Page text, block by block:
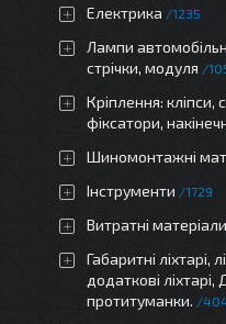
Електрика 1235
Лампи
стрічки, модуля
Кріплення: кліпси,
фіксатори,
Шиномонтажні
Інструменти 1729
Витратні матеріали
Габаритні ліхтарі,
додаткові ліхтарі,
протитуманки.